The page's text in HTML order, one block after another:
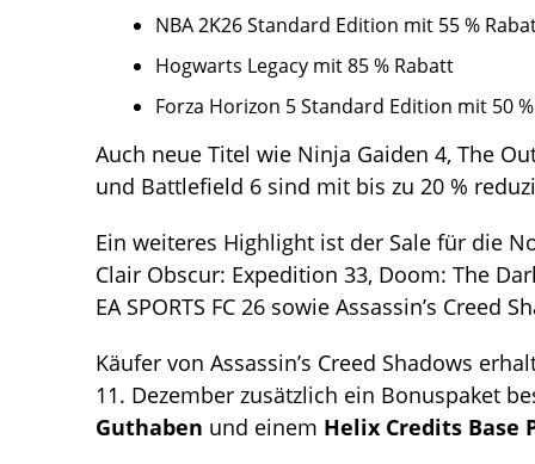
NBA 2K26 Standard Edition mit 55 %
Hogwarts Legacy mit 85 % Rabatt
Forza Horizon 5 Standard Edition mit 50
Auch neue Titel wie Ninja Gaiden 4, The
und Battlefield 6 sind mit bis zu 20 %
Ein weiteres Highlight ist der Sale für die
Clair Obscur: Expedition 33, Doom: The
EA SPORTS FC 26 sowie Assassin’s Creed
Käufer von Assassin’s Creed Shadows
11. Dezember zusätzlich ein Bonuspaket
Guthaben und einem Helix Credits Base